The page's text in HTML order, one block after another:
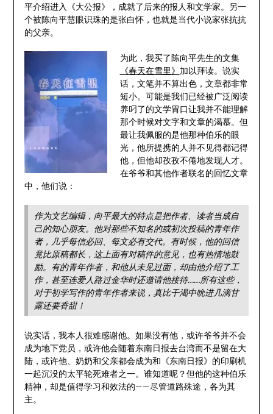
平介绍进入《大公报》，成就了后来的报人和文学家。另一
个被陈向平慧眼识珠的是张白怀，也就是当代小说家张抗抗
的父亲。
为此，我买了陈向平先生的文集
《春天在雪里》 加以拜读。说实
话，文笔并不算出色，文章都非常
短小。可能是我们已经被广泛阅读
养叼了的文学胃口让我并不能理解
那个时候对文字和文章的渴慕。但
最让我佩服的是他那种伯乐的眼
光，他所提携的人并不见得都记得
他，但他却孜孜不倦地发现人才。
在爷爷和其他作者联名的回忆文章
中，他们说：
作为文艺编辑，向平最大的特点是把作者、读者当成自
己的知心朋友。他对那些不知名的或初次投稿的青年作
者，几乎每信必回、每文必有交代。有时候，他的回信
竟比原稿都长，这上面有对稿件的意见，也有热情地鼓
励。有的青年作者，和他从未见过面，却由他介绍了工
作，甚至连爱人路过金华时还邀请他接待……所有这些，
对于初学写作的青年作者来说，真比干渴中吮进几滴甘
露还要香甜！
说实话，我本人很难感谢他。如果没有他，或许爷爷并不会
成为地下党员，或许他会随着东南日报去台湾而不是留在大
陆，或许他、奶奶和父亲都会成为和《东南日报》的印刷机
一起沉没的太平轮死难者之一。谁知道呢？但他的这种伯乐
精神，却是值得学习和效法的——尽管道路殊途，各为其
主。